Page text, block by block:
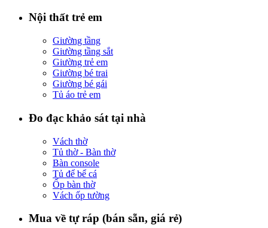
Nội thất trẻ em
Giường tầng
Giường tầng sắt
Giường trẻ em
Giường bé trai
Giường bé gái
Tủ áo trẻ em
Đo đạc khảo sát tại nhà
Vách thờ
Tủ thờ - Bàn thờ
Bàn console
Tủ để bể cá
Ốp bàn thờ
Vách ốp tường
Mua về tự ráp (bán sẵn, giá rẻ)